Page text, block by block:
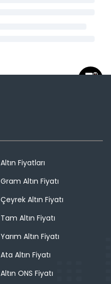
Altın Fiyatları
Gram Altın Fiyatı
Çeyrek Altın Fiyatı
Tam Altın Fiyatı
Yarım Altın Fiyatı
Ata Altın Fiyatı
Altın ONS Fiyatı